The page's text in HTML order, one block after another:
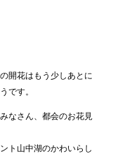
開花はもう少しあとに
です。
なさん、都会のお花見
ト山中湖のかわいらし